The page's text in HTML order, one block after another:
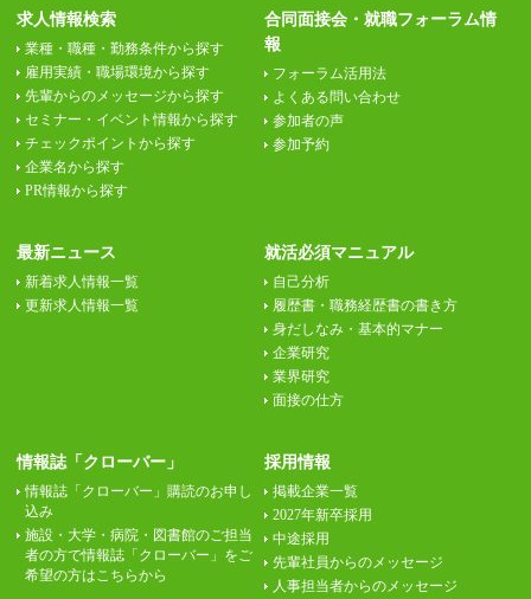
求人情報検索
業種・職種・勤務条件から探す
雇用実績・職場環境から探す
先輩からのメッセージから探す
セミナー・イベント情報から探す
チェックポイントから探す
企業名から探す
PR情報から探す
合同面接会・就職フォーラム情
報
フォーラム活用法
よくある問い合わせ
参加者の声
参加予約
最新ニュース
新着求人情報一覧
更新求人情報一覧
就活必須マニュアル
自己分析
履歴書・職務経歴書の書き方
身だしなみ・基本的マナー
企業研究
業界研究
面接の仕方
情報誌「クローバー」
情報誌「クローバー」購読のお申し
込み
施設・大学・病院・図書館のご担当
者の方で情報誌「クローバー」をご
希望の方はこちらから
採用情報
掲載企業一覧
2027年新卒採用
中途採用
先輩社員からのメッセージ
人事担当者からのメッセージ